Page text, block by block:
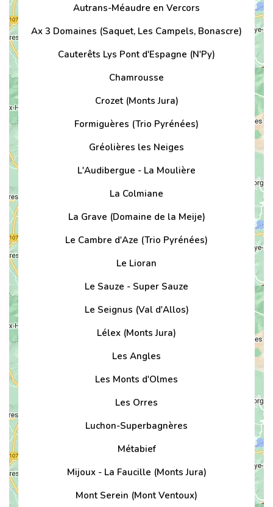
Autrans-Méaudre en Vercors
Ax 3 Domaines (Saquet, Les Campels, Bonascre)
Cauterêts Lys Pont d'Espagne (N'Py)
Chamrousse
Crozet (Monts Jura)
Formiguères (Trio Pyrénées)
Gréolières les Neiges
L'Audibergue - La Moulière
La Colmiane
La Grave (Domaine de la Meije)
Le Cambre d'Aze (Trio Pyrénées)
Le Lioran
Le Sauze - Super Sauze
Le Seignus (Val d'Allos)
Lélex (Monts Jura)
Les Angles
Les Monts d'Olmes
Les Orres
Luchon-Superbagnères
Métabief
Mijoux - La Faucille (Monts Jura)
Mont Serein (Mont Ventoux)